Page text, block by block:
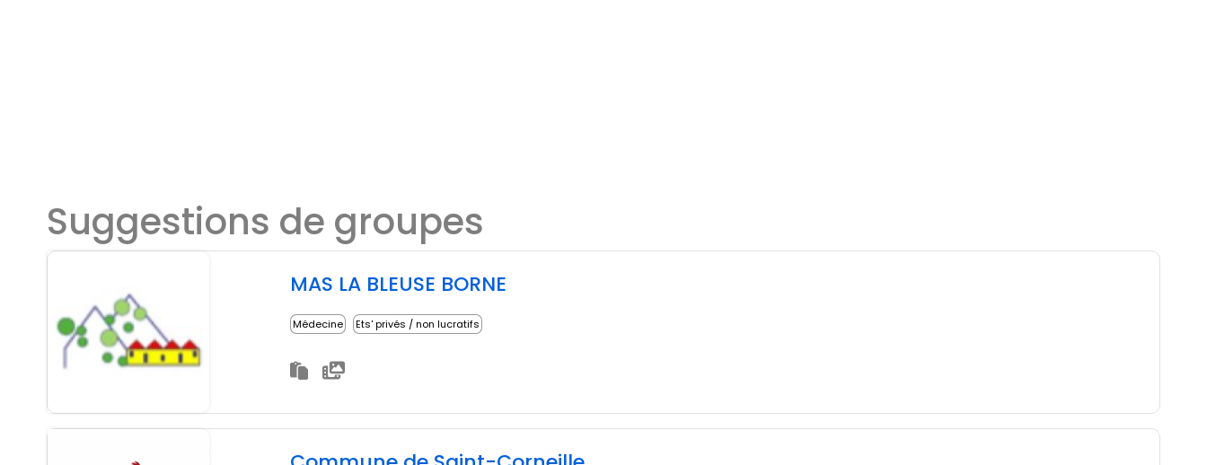
Suggestions de groupes
MAS LA BLEUSE BORNE
Médecine Ets' privés / non lucratifs